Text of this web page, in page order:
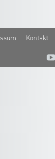
Kontakt